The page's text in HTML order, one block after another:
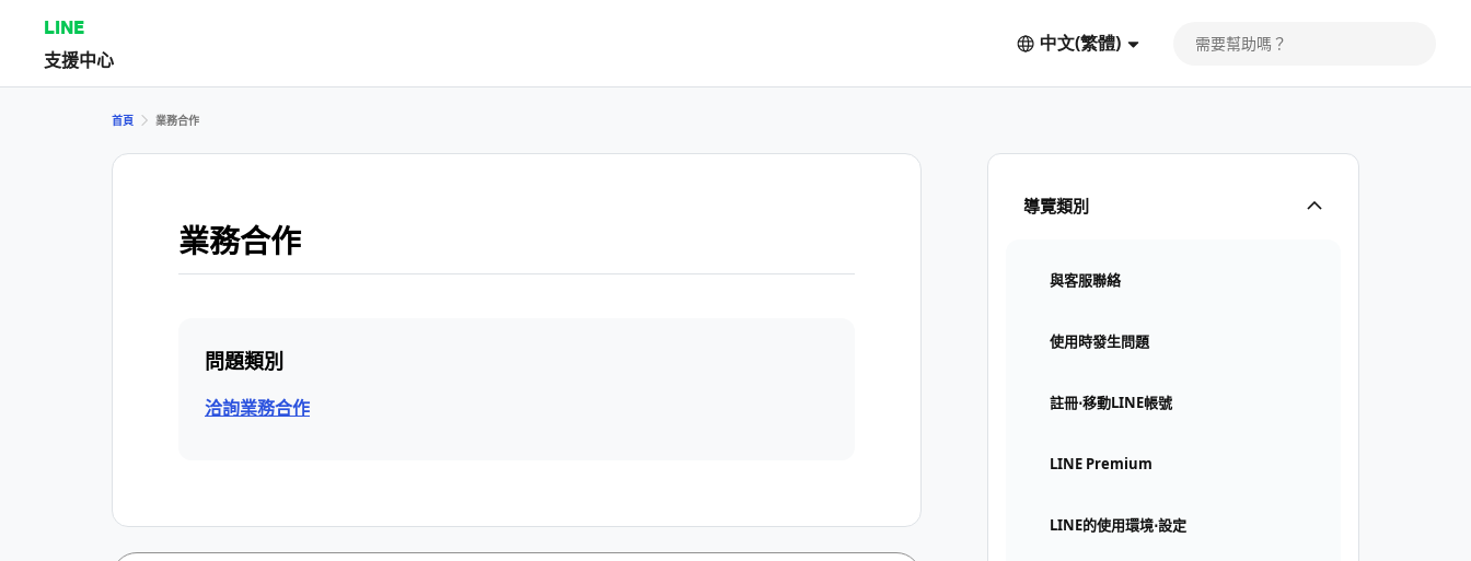
LINE
支援中心
中文(繁體)
導覽類別
與客服聯絡
使用時發生問題
註冊⋅移動LINE帳號
LINE Premium
LINE的使用環境⋅設定
首頁 業務合作
業務合作
問題類別
洽詢業務合作